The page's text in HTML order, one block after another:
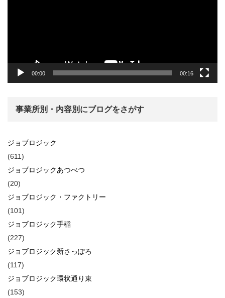
00:00 00:16
事業所別・内容別にブログをさがす
ジョブロジック
(611)
ジョブロジックあつべつ
(20)
ジョブロジック・ファクトリー
(101)
ジョブロジック手稲
(227)
ジョブロジック新さっぽろ
(117)
ジョブロジック環状通り東
(153)